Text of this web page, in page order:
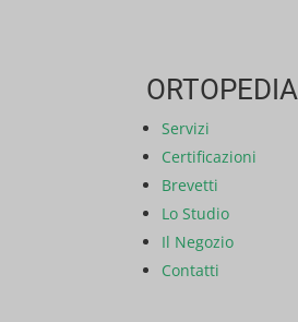
Servizi
Certificazioni
Brevetti
Lo Studio
Il Negozio
Contatti